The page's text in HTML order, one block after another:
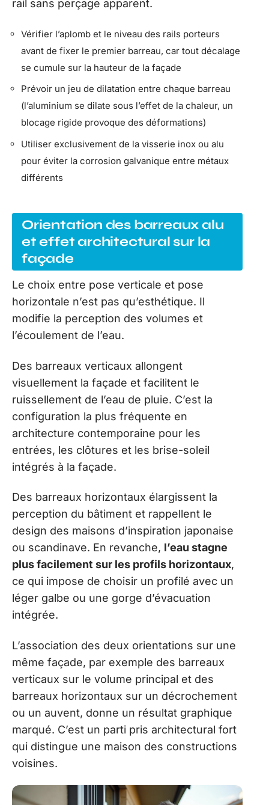
rail sans perçage apparent.
Vérifier l’aplomb et le niveau des rails porteurs
avant de fixer le premier barreau, car tout décalage
se cumule sur la hauteur de la façade
Prévoir un jeu de dilatation entre chaque barreau
(l’aluminium se dilate sous l’effet de la chaleur, un
blocage rigide provoque des déformations)
Utiliser exclusivement de la visserie inox ou alu
pour éviter la corrosion galvanique entre métaux
différents
Orientation des barreaux alu
et effet architectural sur la
façade
Le choix entre pose verticale et pose
horizontale n’est pas qu’esthétique. Il
modifie la perception des volumes et
l’écoulement de l’eau.
Des barreaux verticaux allongent
visuellement la façade et facilitent le
ruissellement de l’eau de pluie. C’est la
configuration la plus fréquente en
architecture contemporaine pour les
entrées, les clôtures et les brise-soleil
intégrés à la façade.
Des barreaux horizontaux élargissent la
perception du bâtiment et rappellent le
design des maisons d’inspiration japonaise
ou scandinave. En revanche, l’eau stagne
plus facilement sur les profils horizontaux,
ce qui impose de choisir un profilé avec un
léger galbe ou une gorge d’évacuation
intégrée.
L’association des deux orientations sur une
même façade, par exemple des barreaux
verticaux sur le volume principal et des
barreaux horizontaux sur un décrochement
ou un auvent, donne un résultat graphique
marqué. C’est un parti pris architectural fort
qui distingue une maison des constructions
voisines.